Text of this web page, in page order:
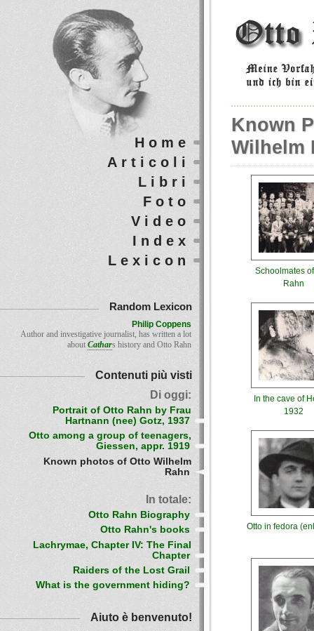
Known
Wilhelm
Schoolmates
Rahn
In the cave of
1932
Otto in fedora
Home
Articoli
Libri
Foto
Video
Index
Lexicon
Random Lexicon
Philip Coppens
Author and investigative journalist, has written a lot
about Cathars history and Otto Rahn
Contenuti più visti
Di oggi:
Portrait of Otto Rahn by Frau
Hartnann (nee) Gotz, 1937
Otto among a group of teenagers,
Giessen, appr. 1919
Known photos of Otto Wilhelm
Rahn
In totale:
Otto Rahn Biography
Otto Rahn's books
Lachrymae, Chapter IV: The Final
Chapter
Raiders of the Lost Grail
What is the government hiding?
Aiuto è benvenuto!